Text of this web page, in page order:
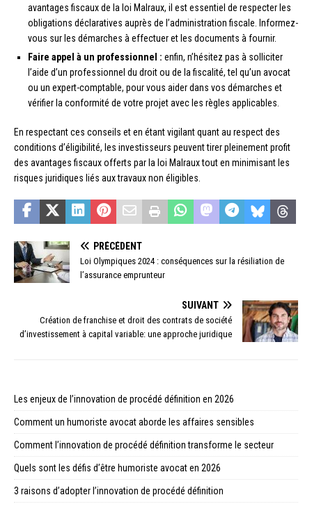
avantages fiscaux de la loi Malraux, il est essentiel de respecter les
obligations déclaratives auprès de l’administration fiscale. Informez-
vous sur les démarches à effectuer et les documents à fournir.
Faire appel à un professionnel : enfin, n’hésitez pas à solliciter
l’aide d’un professionnel du droit ou de la fiscalité, tel qu’un avocat
ou un expert-comptable, pour vous aider dans vos démarches et
vérifier la conformité de votre projet avec les règles applicables.
En respectant ces conseils et en étant vigilant quant au respect des
conditions d’éligibilité, les investisseurs peuvent tirer pleinement profit
des avantages fiscaux offerts par la loi Malraux tout en minimisant les
risques juridiques liés aux travaux non éligibles.
PRÉCÉDENT
Loi Olympiques 2024 : conséquences sur la résiliation de
l’assurance emprunteur
SUIVANT
Création de franchise et droit des contrats de société
d’investissement à capital variable: une approche juridique
Les enjeux de l’innovation de procédé définition en 2026
Comment un humoriste avocat aborde les affaires sensibles
Comment l’innovation de procédé définition transforme le secteur
Quels sont les défis d’être humoriste avocat en 2026
3 raisons d’adopter l’innovation de procédé définition